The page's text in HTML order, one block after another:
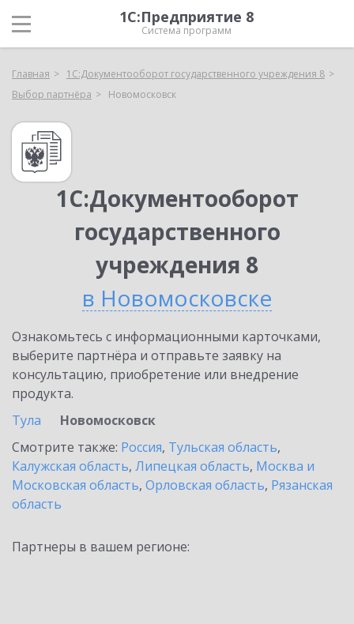
1С:Предприятие 8
Система программ
Главная
1С:Документооборот государственного учреждения 8
Выбор партнёра
Новомосковск
1С:Документооборот
государственного
учреждения 8
в Новомосковске
Ознакомьтесь с информационными карточками,
выберите партнёра и отправьте заявку на
консультацию, приобретение или внедрение
продукта.
Тула
Новомосковск
Смотрите также: Россия, Тульская область,
Калужская область, Липецкая область, Москва и
Московская область, Орловская область, Рязанская
область
Партнеры в вашем регионе: